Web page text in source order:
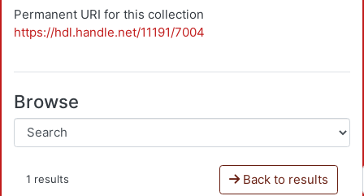
Permanent URI for this collection
https://hdl.handle.net/11191/7004
Browse
1 results Back to results